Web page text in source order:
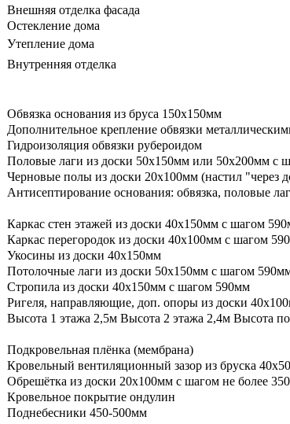
Внешняя отделка фасада
Остекление дома
Утепление дома
Внутренняя отделка
Обвязка основания из бруса 150х150мм
Дополнительное крепление обвязки
Гидроизоляция обвязки рубероидом
Половые лаги из доски 50х150мм или 50х200мм с
Черновые полы из доски 20х100мм (настил "через
Антисептирование основания: обвязка, половые
Каркас стен этажей из доски 40х150мм с шагом
Каркас перегородок из доски 40х100мм с шагом
Укосины из доски 40х150мм
Потолочные лаги из доски 50х150мм с шагом
Стропила из доски 40х150мм с шагом 590мм
Ригеля, направляющие, доп. опоры из доски
Высота 1 этажа 2,5м Высота 2 этажа 2,4м Высота
Подкровельная плёнка (мембрана)
Кровельный вентиляционный зазор из бруска
Обрешётка из доски 20х100мм с шагом не более
Кровельное покрытие ондулин
Поднебесники 450-500мм